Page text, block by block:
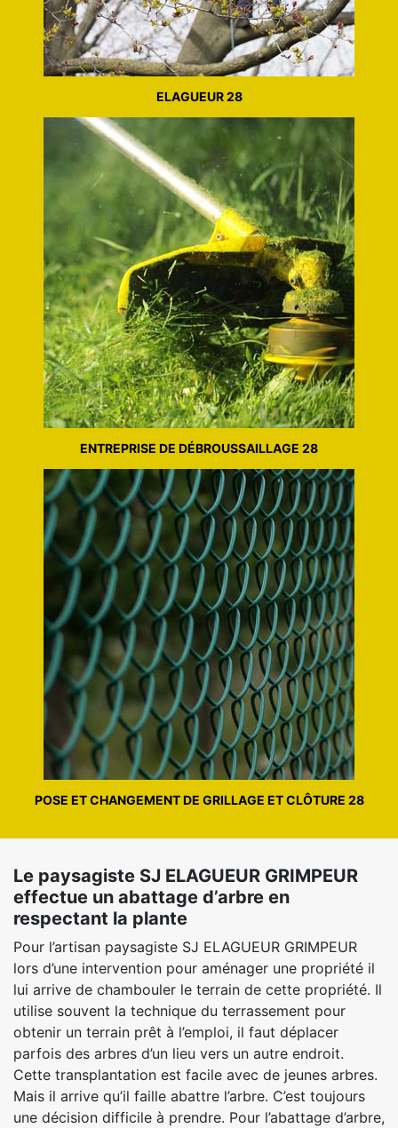
ELAGUEUR 28
ENTREPRISE DE DÉBROUSSAILLAGE 28
POSE ET CHANGEMENT DE GRILLAGE ET CLÔTURE 28
Le paysagiste SJ ELAGUEUR GRIMPEUR
effectue un abattage d’arbre en
respectant la plante
Pour l’artisan paysagiste SJ ELAGUEUR GRIMPEUR
lors d’une intervention pour aménager une propriété il
lui arrive de chambouler le terrain de cette propriété. Il
utilise souvent la technique du terrassement pour
obtenir un terrain prêt à l’emploi, il faut déplacer
parfois des arbres d’un lieu vers un autre endroit.
Cette transplantation est facile avec de jeunes arbres.
Mais il arrive qu’il faille abattre l’arbre. C’est toujours
une décision difficile à prendre. Pour l’abattage d’arbre,